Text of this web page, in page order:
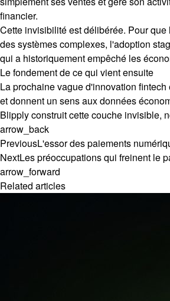
financier.
Cette invisibilité est délibérée. Pour
des systèmes complexes, l'adoption
qui a historiquement empêché les
Le fondement de ce qui vient ensuite
La prochaine vague d'innovation
et donnent un sens aux données
Blipply construit cette couche invisible,
arrow_back
PreviousL'essor des paiements
NextLes préoccupations qui freinent le
arrow_forward
Related articles